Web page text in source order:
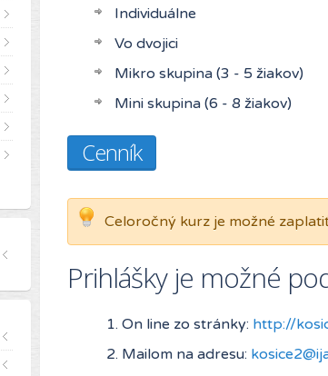
Individuálne
Vo dvojici
Mikro skupina (3 - 5 žiakov)
Mini skupina (6 - 8 žiakov)
Cenník
Celoročný kurz je možné
Prihlášky je možné
On line zo stránky: http://
Mailom na adresu: